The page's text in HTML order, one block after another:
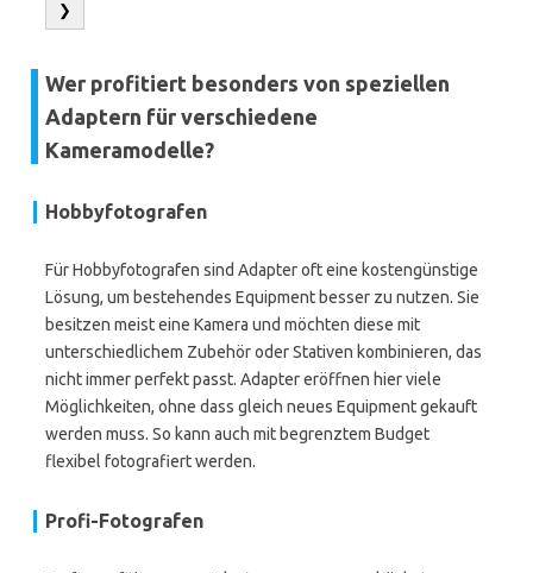
❯
Wer profitiert besonders von speziellen
Adaptern für verschiedene
Kameramodelle?
Hobbyfotografen
Für Hobbyfotografen sind Adapter oft eine kostengünstige
Lösung, um bestehendes Equipment besser zu nutzen. Sie
besitzen meist eine Kamera und möchten diese mit
unterschiedlichem Zubehör oder Stativen kombinieren, das
nicht immer perfekt passt. Adapter eröffnen hier viele
Möglichkeiten, ohne dass gleich neues Equipment gekauft
werden muss. So kann auch mit begrenztem Budget
flexibel fotografiert werden.
Profi-Fotografen